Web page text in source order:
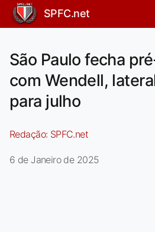
SPFC.net
São Paulo fecha
com Wendell,
para julho
Redação: SPFC.net
6 de Janeiro de 2025